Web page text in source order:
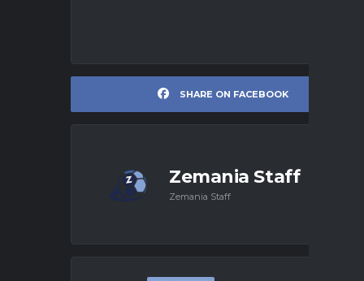
SHARE ON FACEBOOK
Zemania Staff
Zemania Staff